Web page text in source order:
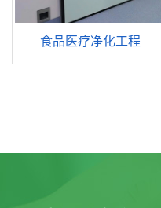
食品医疗净化工程